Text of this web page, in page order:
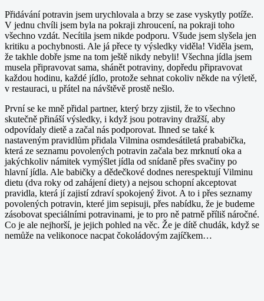
Přidávání potravin jsem urychlovala a brzy se zase vyskytly potíže.
V jednu chvíli jsem byla na pokraji zhroucení, na pokraji toho
všechno vzdát. Necítila jsem nikde podporu. Všude jsem slyšela jen
kritiku a pochybnosti. Ale já přece ty výsledky viděla! Viděla jsem,
že takhle dobře jsme na tom ještě nikdy nebyli! Všechna jídla jsem
musela připravovat sama, shánět potraviny, dopředu připravovat
každou hodinu, každé jídlo, protože sehnat cokoliv někde na výletě,
v restauraci, u přátel na návštěvě prostě nešlo.
První se ke mně přidal partner, který brzy zjistil, že to všechno
skutečně přináší výsledky, i když jsou potraviny dražší, aby
odpovídaly dietě a začal nás podporovat. Ihned se také k
nastaveným pravidlům přidala Vilmina osmdesátiletá prababička,
která ze seznamu povolených potravin začala bez mrknutí oka a
jakýchkoliv námitek vymýšlet jídla od snídaně přes svačiny po
hlavní jídla. Ale babičky a dědečkové dodnes nerespektují Vilminu
dietu (dva roky od zahájení diety) a nejsou schopní akceptovat
pravidla, která jí zajistí zdraví spokojený život. A to i přes seznamy
povolených potravin, které jim sepisuji, přes nabídku, že je budeme
zásobovat speciálními potravinami, je to pro ně patrně příliš náročné.
Co je ale nejhorší, je jejich pohled na věc. Že je dítě chudák, když se
nemůže na velikonoce nacpat čokoládovým zajíčkem…